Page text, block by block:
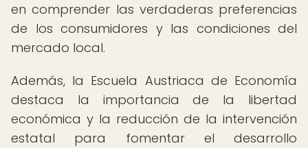
en comprender las verdaderas preferencias
de los consumidores y las condiciones del
mercado local.
Además, la Escuela Austriaca de Economía
destaca la importancia de la libertad
económica y la reducción de la intervención
estatal para fomentar el desarrollo